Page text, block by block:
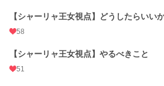
【シャーリャ王女視点】どうしたらいい
58
【シャーリャ王女視点】やるべきこと
51